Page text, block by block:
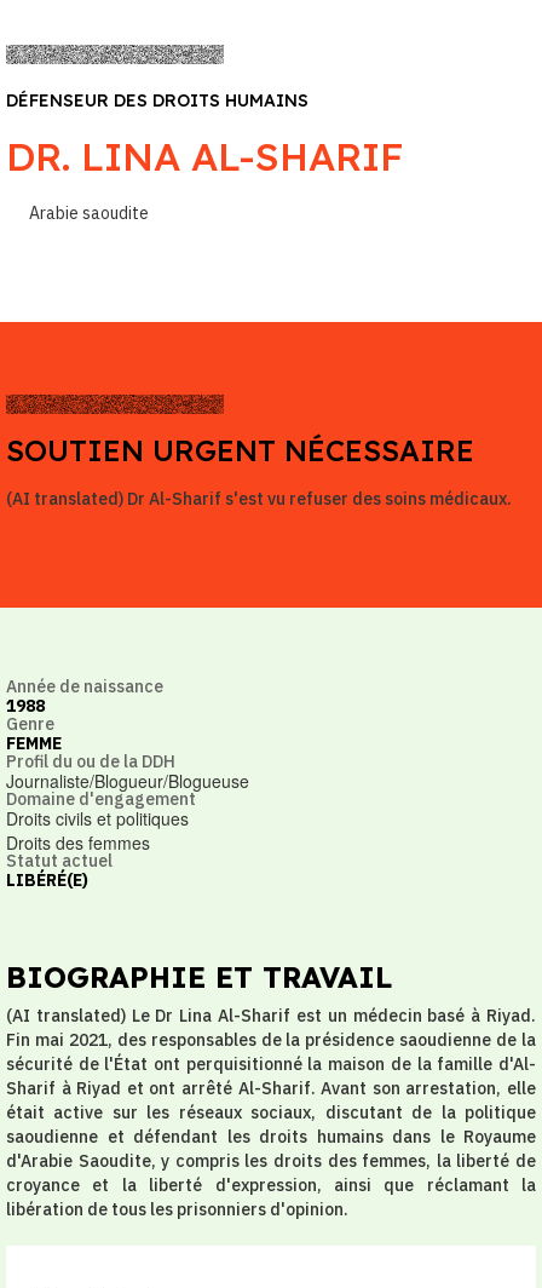
DÉFENSEUR DES DROITS HUMAINS
DR. LINA AL-SHARIF
Arabie saoudite
SOUTIEN URGENT NÉCESSAIRE
(AI translated) Dr Al-Sharif s'est vu refuser des soins médicaux.
Année de naissance
1988
Genre
FEMME
Profil du ou de la DDH
Journaliste/Blogueur/Blogueuse
Domaine d'engagement
Droits civils et politiques
Droits des femmes
Statut actuel
LIBÉRÉ(E)
BIOGRAPHIE ET TRAVAIL
(AI translated) Le Dr Lina Al-Sharif est un médecin basé à Riyad.
Fin mai 2021, des responsables de la présidence saoudienne de la
sécurité de l'État ont perquisitionné la maison de la famille d'Al-
Sharif à Riyad et ont arrêté Al-Sharif. Avant son arrestation, elle
était active sur les réseaux sociaux, discutant de la politique
saoudienne et défendant les droits humains dans le Royaume
d'Arabie Saoudite, y compris les droits des femmes, la liberté de
croyance et la liberté d'expression, ainsi que réclamant la
libération de tous les prisonniers d'opinion.